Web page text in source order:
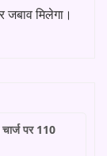
जबाव मिलेगा।
पर 110